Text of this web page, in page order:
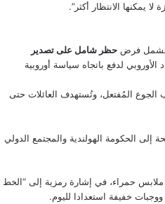
يمكنها الانتظار أكثر”.
فرض حظر شامل على تصدير
الأوروبي لدفع باتجاه سياسة أوروبية
المُفتعل، وتُستهدف العائلات حتى
لإرسال رسالة واضحة إلى الحكومة الهولندية والمجتمع الدولي
حمراء، في إشارة رمزية إلى “الخط
خفيفة استعدادا لليوم.